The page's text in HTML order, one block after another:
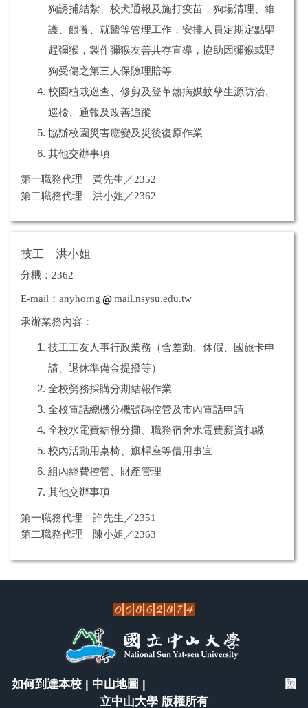
狗誘捕結紮、校犬通報及施打疫苗，狗場清理、維
護、餵養、就醫等管理工作，安排人員定期定點驅
趕彌猴，製作彌猴友善共存宣導，協助因彌猴或野
狗受傷之第三人保險理賠等
校園植栽巡查、修剪及登革熱病媒蚊孳生源防治、
巡檢、通報及改善追蹤
協辦校園災害應變及災後復原作業
其他交辦事項
第一職務代理 黃先生／2352
第二職務代理 洪小姐／2362
技工 洪小姐
分機：2362
E-mail：anyhorng mail.nsysu.edu.tw
承辦業務內容：
技工工友人事行政業務（含差勤、休假、國旅卡申
請、退休準備金提撥等）
全校勞務採購分期結報作業
全校電話總機分機號碼控管及市內電話申請
全校水電費結報分攤、職務宿舍水電費薪資扣繳
校內活動用桌椅、旗桿座等借用事宜
組內經費控管、財產管理
其他交辦事項
第一職務代理 許先生／2351
第二職務代理 陳小姐／2363
如何到達本校 中山地圖
| 國
立中山大學 版權所有